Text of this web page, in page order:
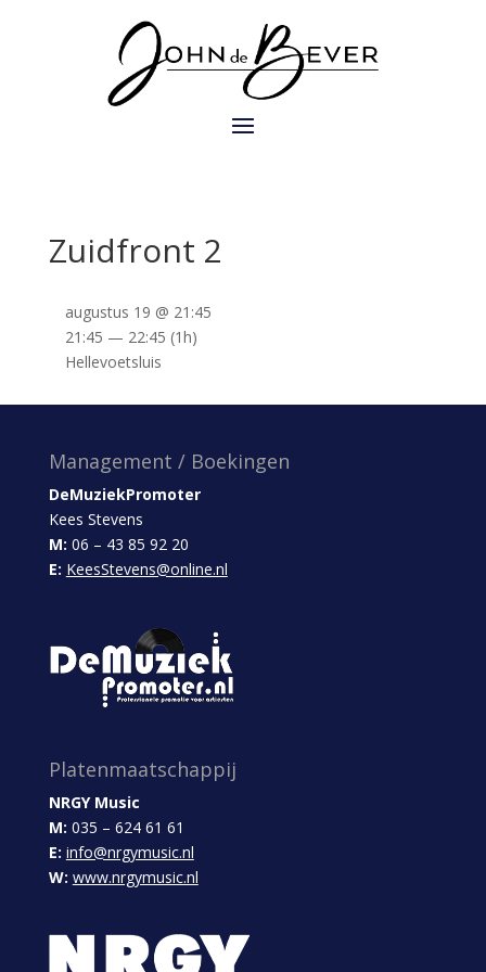
Zuidfront 2
augustus 19 @ 21:45
21:45 — 22:45 (1h)
Hellevoetsluis
Management / Boekingen
DeMuziekPromoter
Kees Stevens
M: 06 – 43 85 92 20
E: KeesStevens@online.nl
Platenmaatschappij
NRGY Music
M: 035 – 624 61 61
E: info@nrgymusic.nl
W: www.nrgymusic.nl